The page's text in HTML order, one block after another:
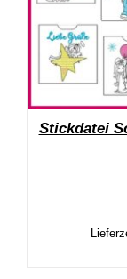
Stickdatei